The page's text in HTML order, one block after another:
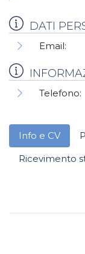
DATI
Email:
Telefono:
Info e CV
Ricevimento